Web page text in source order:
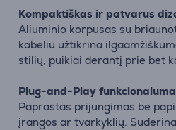
Kompaktiškas ir patvarus
Aliuminio korpusas su
kabeliu užtikrina
stilių, puikiai derantį prie bet
Plug-and-Play
Paprastas prijungimas be
įrangos ar tvarkyklių.